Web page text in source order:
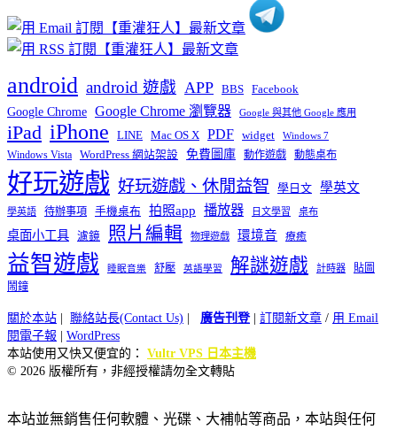
android android 遊戲 APP BBS Facebook
Google Chrome Google Chrome 瀏覽器 Google 與其他 Google 應用
iPad iPhone LINE Mac OS X PDF widget Windows 7
Windows Vista WordPress 網站架設 免費圖庫 動作遊戲 動態桌布
好玩遊戲 好玩遊戲、休閒益智 學日文 學英文
學英語 待辦事項 手機桌布 拍照app 播放器 日文學習 桌布
桌面小工具 濾鏡 照片編輯 物理遊戲 環境音 療癒
益智遊戲 睡眠音樂 舒壓 英語學習 解謎遊戲 計時器
貼圖
鬧鐘
關於本站 聯絡站長(Contact Us) 廣告刊登| 訂閱新文章 / 用 Email
閱電子報
WordPress
本站使用又快又便宜的： Vultr VPS 日本主機
© 2026 版權所有，非經授權請勿全文轉貼
本站並無銷售任何軟體、光碟、大補帖等商品，本站與任何